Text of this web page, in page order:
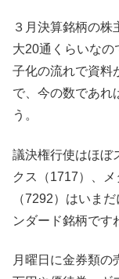
３月決算銘柄の
大20通くらいな
子化の流れで資料
で、今の数であれ
う。
議決権行使はほぼ
クス（1717）、
（7292）はいま
ンダード銘柄です
月曜日に金券類の